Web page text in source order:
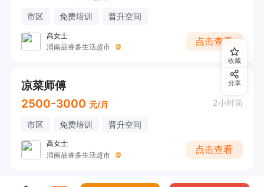
市区 免费培训 晋升空间
高女士
渭南品睿多生活超市
点击查看
凉菜师傅
2500-3000 元/月 2小时前
市区 免费培训 晋升空间
高女士
渭南品睿多生活超市
点击查看
收藏
分享